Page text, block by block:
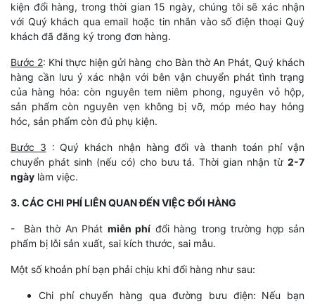
kiện đổi hàng, trong thời gian 15 ngày, chúng tôi sẽ xác nhận
với Quý khách qua email hoặc tin nhắn vào số điện thoại Quý
khách đã đăng ký trong đơn hàng.
Bước 2: Khi thực hiện gửi hàng cho Bàn thờ An Phát, Quý khách
hàng cần lưu ý xác nhận với bên vận chuyển phát tình trạng
của hàng hóa: còn nguyên tem niêm phong, nguyên vỏ hộp,
sản phẩm còn nguyên vẹn không bị vỡ, móp méo hay hỏng
hóc, sản phẩm còn đủ phụ kiện.
Bước 3 : Quý khách nhận hàng đổi và thanh toán phí vận
chuyển phát sinh (nếu có) cho bưu tá. Thời gian nhận từ 2-7
ngày làm việc.
3. CÁC CHI PHÍ LIÊN QUAN ĐẾN VIỆC ĐỔI HÀNG
- Bàn thờ An Phát miễn phí đổi hàng trong trường hợp sản
phẩm bị lỗi sản xuất, sai kích thước, sai mẫu.
Một số khoản phí bạn phải chịu khi đổi hàng như sau:
Chi phí chuyển hàng qua đường bưu điện: Nếu bạn